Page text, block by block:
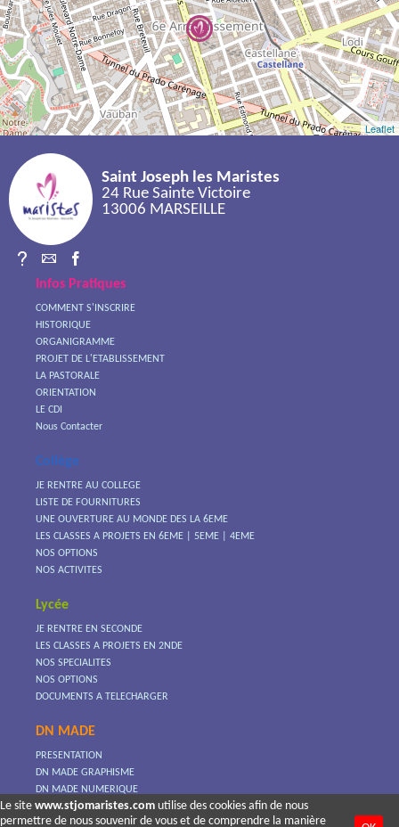
Le site www.stjomaristes.com utilise des cookies afin de nous
permettre de nous souvenir de vous et de comprendre la manière
Leaflet
Saint Joseph les Maristes
24 Rue Sainte Victoire
13006 MARSEILLE
Infos Pratiques
COMMENT S'INSCRIRE
HISTORIQUE
ORGANIGRAMME
PROJET DE L'ETABLISSEMENT
LA PASTORALE
ORIENTATION
LE CDI
Nous Contacter
Collège
JE RENTRE AU COLLEGE
LISTE DE FOURNITURES
UNE OUVERTURE AU MONDE DES LA 6EME
LES CLASSES A PROJETS EN 6EME | 5EME | 4EME
NOS OPTIONS
NOS ACTIVITES
Lycée
JE RENTRE EN SECONDE
LES CLASSES A PROJETS EN 2NDE
NOS SPECIALITES
NOS OPTIONS
DOCUMENTS A TELECHARGER
DN MADE
PRESENTATION
DN MADE GRAPHISME
DN MADE NUMERIQUE
JOURNEES PORTES OUVERTES
RENSEIGNEMENTS PRATIQUES